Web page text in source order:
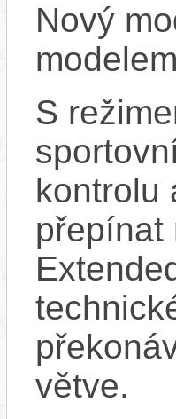
Nový
S
kontrolu
přepínat
větve.